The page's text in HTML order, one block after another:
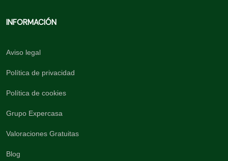
INFORMACIÓN
Aviso legal
Política de privacidad
Política de cookies
Grupo Expercasa
Valoraciones Gratuitas
Blog